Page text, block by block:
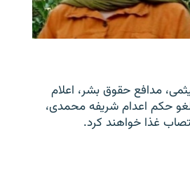
مدافع حقوق بشر، اعلام
حکم اعدام شریفه محمدی،
غذا خواهند کرد.